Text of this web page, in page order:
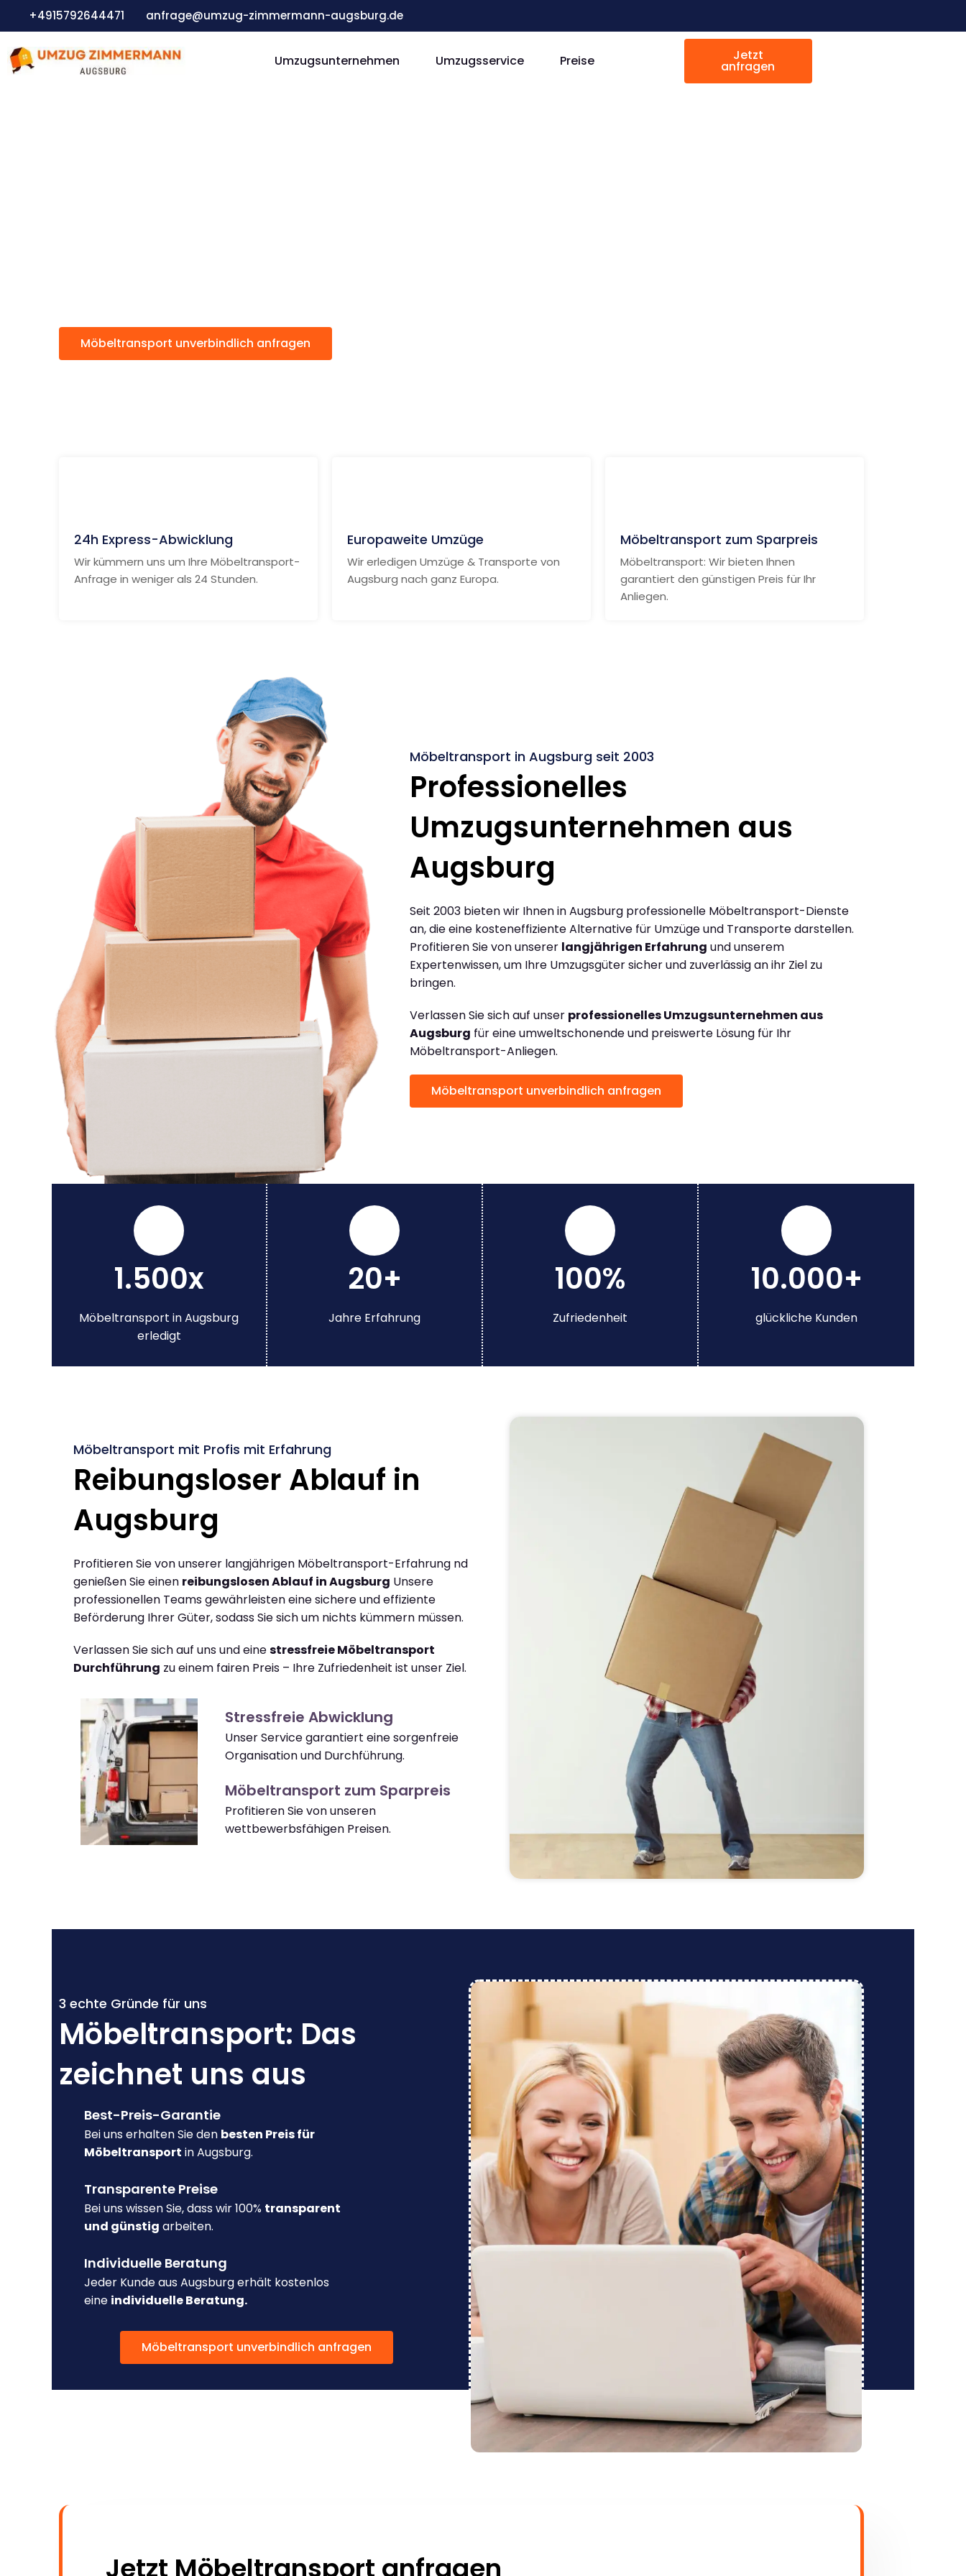
springen
+4915792644471 anfrage@umzug-zimmermann-augsburg.de
Umzugsunternehmen Umzugsservice Preise Jetzt
anfragen
Möbeltransport unverbindlich anfragen
24h Express-Abwicklung
Wir kümmern uns um Ihre Möbeltransport-
Anfrage in weniger als 24 Stunden.
Europaweite Umzüge
Wir erledigen Umzüge & Transporte von
Augsburg nach ganz Europa.
Möbeltransport zum Sparpreis
Möbeltransport: Wir bieten Ihnen
garantiert den günstigen Preis für Ihr
Anliegen.
Möbeltransport in Augsburg seit 2003
Professionelles
Umzugsunternehmen aus
Augsburg
Seit 2003 bieten wir Ihnen in Augsburg professionelle Möbeltransport-Dienste
an, die eine kosteneffiziente Alternative für Umzüge und Transporte darstellen.
Profitieren Sie von unserer langjährigen Erfahrung und unserem
Expertenwissen, um Ihre Umzugsgüter sicher und zuverlässig an ihr Ziel zu
bringen.
Verlassen Sie sich auf unser professionelles Umzugsunternehmen aus
Augsburg für eine umweltschonende und preiswerte Lösung für Ihr
Möbeltransport-Anliegen.
Möbeltransport unverbindlich anfragen
1.500x
Möbeltransport in Augsburg
erledigt
20+
Jahre Erfahrung
100%
Zufriedenheit
10.000+
glückliche Kunden
Möbeltransport mit Profis mit Erfahrung
Reibungsloser Ablauf in
Augsburg
Profitieren Sie von unserer langjährigen Möbeltransport-Erfahrung nd
genießen Sie einen reibungslosen Ablauf in Augsburg Unsere
professionellen Teams gewährleisten eine sichere und effiziente
Beförderung Ihrer Güter, sodass Sie sich um nichts kümmern müssen.
Verlassen Sie sich auf uns und einestressfreie Möbeltransport
Durchführung zu einem fairen Preis – Ihre Zufriedenheit ist unser Ziel.
Stressfreie Abwicklung
Unser Service garantiert eine sorgenfreie
Organisation und Durchführung.
Möbeltransport zum Sparpreis
Profitieren Sie von unseren
wettbewerbsfähigen Preisen.
3 echte Gründe für uns
Möbeltransport: Das
zeichnet uns aus
Best-Preis-Garantie
Bei uns erhalten Sie den besten Preis für
Möbeltransport in Augsburg.
Transparente Preise
Bei uns wissen Sie, dass wir 100% transparent
und günstig arbeiten.
Individuelle Beratung
Jeder Kunde aus Augsburg erhält kostenlos
eine individuelle Beratung.
Möbeltransport unverbindlich anfragen
Jetzt Möbeltransport anfragen